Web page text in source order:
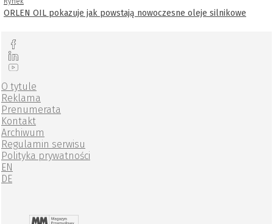
ORLEN OIL pokazuje jak powstają nowoczesne oleje silnikowe
O tytule
Reklama
Prenumerata
Kontakt
Archiwum
Regulamin serwisu
Polityka prywatności
EN
DE